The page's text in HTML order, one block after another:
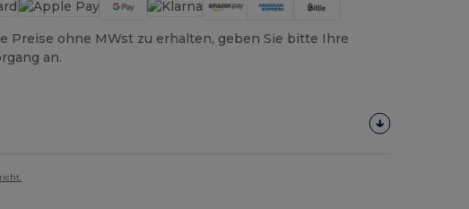
Preise ohne MWst zu erhalten, geben Sie bitte Ihre
an.